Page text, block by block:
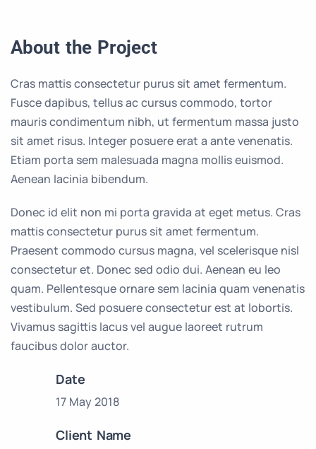
About the Project
Cras mattis consectetur purus sit amet fermentum.
Fusce dapibus, tellus ac cursus commodo, tortor
mauris condimentum nibh, ut fermentum massa justo
sit amet risus. Integer posuere erat a ante venenatis.
Etiam porta sem malesuada magna mollis euismod.
Aenean lacinia bibendum.
Donec id elit non mi porta gravida at eget metus. Cras
mattis consectetur purus sit amet fermentum.
Praesent commodo cursus magna, vel scelerisque nisl
consectetur et. Donec sed odio dui. Aenean eu leo
quam. Pellentesque ornare sem lacinia quam venenatis
vestibulum. Sed posuere consectetur est at lobortis.
Vivamus sagittis lacus vel augue laoreet rutrum
faucibus dolor auctor.
Date
17 May 2018
Client Name